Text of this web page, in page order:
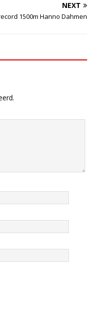
NEXT
1500m Hanno Dahmen